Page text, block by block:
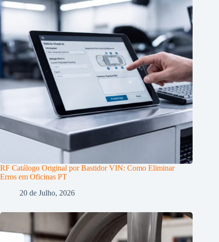
RF Catálogo Original por Bastidor VIN: Como Eliminar
Erros em Oficinas PT
20 de Julho, 2026